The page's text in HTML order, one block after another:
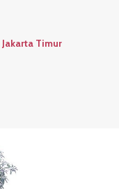
Jakarta Timur